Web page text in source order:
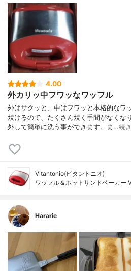
4.00
外カリッ中フワッなワッフル
外はサクッと、中はフワッと本格的なワ
焼けるので、たくさん焼く手間がなくな
外して簡単に洗う事ができます。ま…続
Vitantonio(ビタントニオ)
ワッフル＆ホットサンドベーカー
Hararie